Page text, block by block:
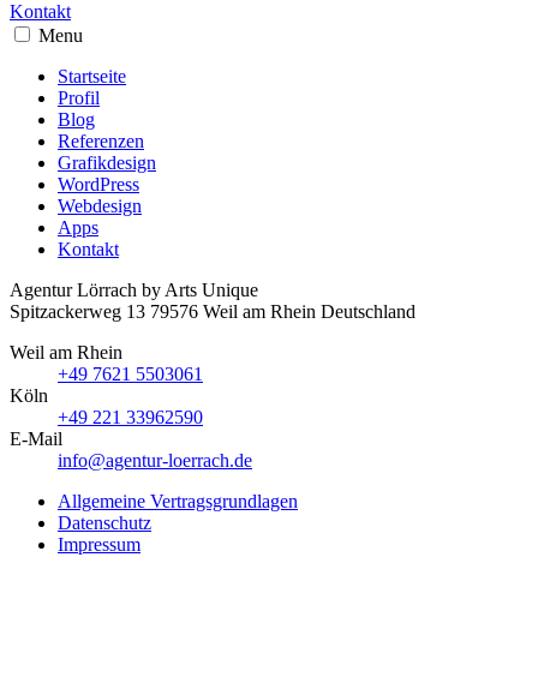
Kontakt
Menu
Startseite
Profil
Blog
Referenzen
Grafikdesign
WordPress
Webdesign
Apps
Kontakt
Agentur Lörrach by Arts Unique
Spitzackerweg 13 79576 Weil am Rhein Deutschland
Weil am Rhein
+49 7621 5503061
Köln
+49 221 33962590
E-Mail
info@agentur-loerrach.de
Allgemeine Vertragsgrundlagen
Datenschutz
Impressum